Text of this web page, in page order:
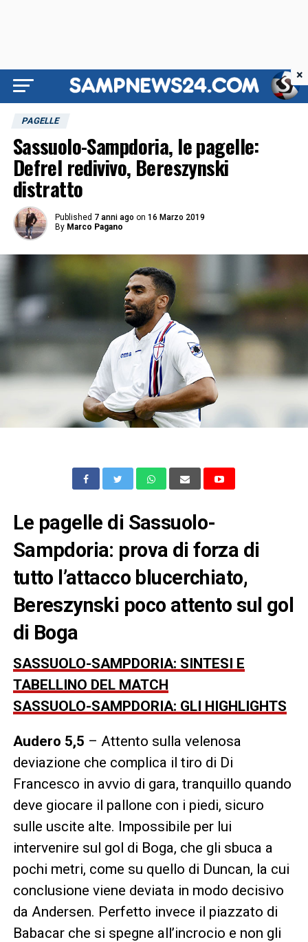
PAGELLE
Sassuolo-Sampdoria, le pagelle:
Defrel redivivo, Bereszynski
distratto
Published 7 anni ago on 16 Marzo 2019
By Marco Pagano
Le pagelle di Sassuolo-
Sampdoria: prova di forza di
tutto l’attacco blucerchiato,
Bereszynski poco attento sul gol
di Boga
SASSUOLO-SAMPDORIA: SINTESI E
TABELLINO DEL MATCH
SASSUOLO-SAMPDORIA: GLI HIGHLIGHTS
Audero 5,5 – Attento sulla velenosa
deviazione che complica il tiro di Di
Francesco in avvio di gara, tranquillo quando
deve giocare il pallone con i piedi, sicuro
sulle uscite alte. Impossibile per lui
intervenire sul gol di Boga, che gli sbuca a
pochi metri, come su quello di Duncan, la cui
conclusione viene deviata in modo decisivo
da Andersen. Perfetto invece il piazzato di
Babacar che si spegne all’incrocio e non gli
×